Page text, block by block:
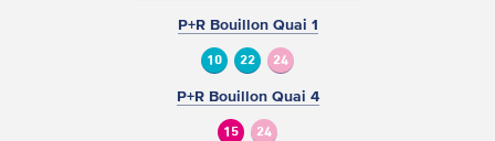
P+R Bouillon Quai 1
10 22 24
P+R Bouillon Quai 4
15 24